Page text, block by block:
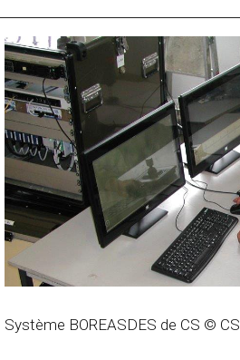
Système BOREASDES de CS © CS